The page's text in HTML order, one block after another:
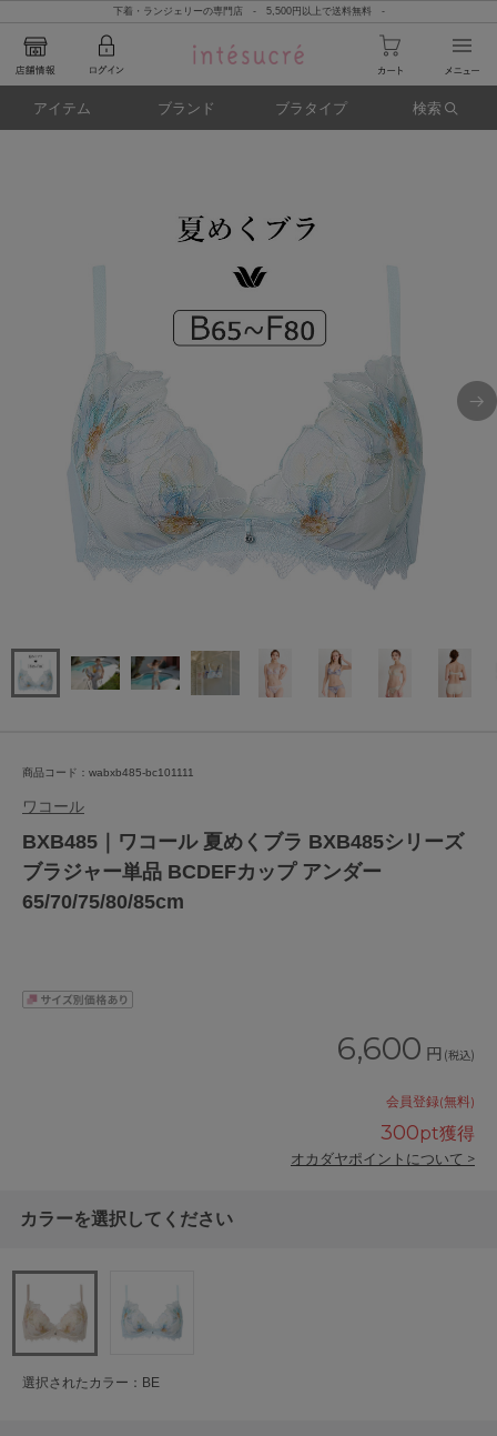
下着・ランジェリーの専門店 - 5,500円以上で送料無料 -
アイテム ブランド ブラタイプ 検索
商品コード：wabxb485-bc101111
ワコール
BXB485｜ワコール 夏めくブラ BXB485シリーズ
ブラジャー単品 BCDEFカップ アンダー
65/70/75/80/85cm
6,600 円 (税込)
会員登録(無料)
300pt獲得
オカダヤポイントについて >
カラーを選択してください
選択されたカラー：BE